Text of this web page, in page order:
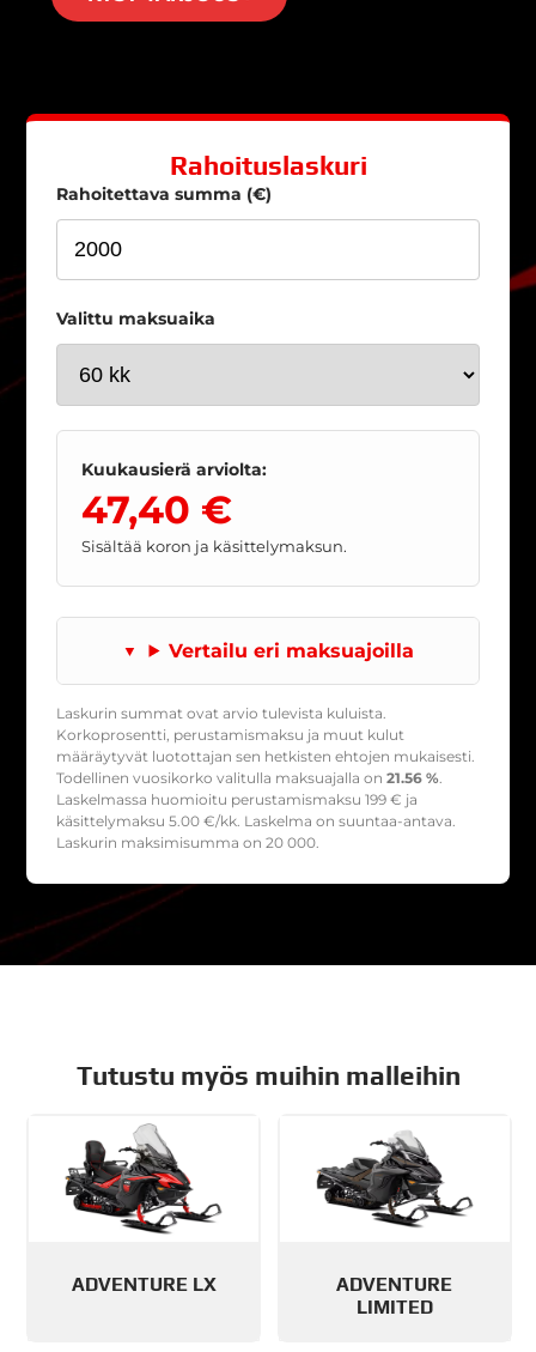
Rahoituslaskuri
Rahoitettava summa (€)
Valittu maksuaika
Kuukausierä arviolta:
47,40 €
Sisältää koron ja käsittelymaksun.
Vertailu eri maksuajoilla
Laskurin summat ovat arvio tulevista kuluista.
Korkoprosentti, perustamismaksu ja muut kulut
määräytyvät luotottajan sen hetkisten ehtojen mukaisesti.
Todellinen vuosikorko valitulla maksuajalla on21.56 %.
Laskelmassa huomioitu perustamismaksu199 € ja
käsittelymaksu5.00 €/kk. Laskelma on suuntaa-antava.
Laskurin maksimisumma on 20 000.
Tutustu myös muihin malleihin
ADVENTURE LX
ADVENTURE
LIMITED